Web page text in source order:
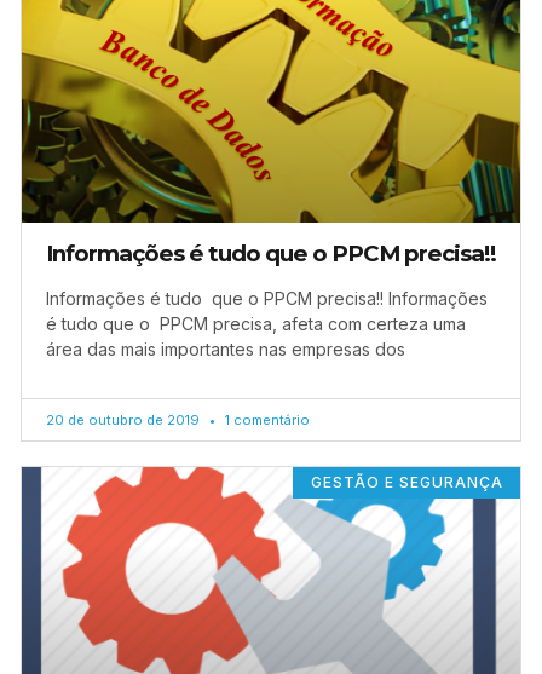
Informações é tudo que o PPCM precisa!!
Informações é tudo que o PPCM precisa!! Informações
é tudo que o PPCM precisa, afeta com certeza uma
área das mais importantes nas empresas dos
20 de outubro de 2019 1 comentário
GESTÃO E SEGURANÇA